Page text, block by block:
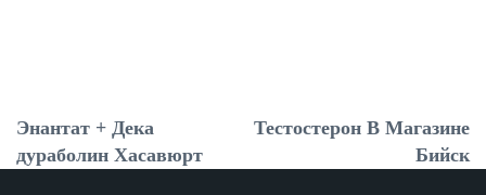
Энантат + Дека
дураболин Хасавюрт
Тестостерон В Магазине
Бийск